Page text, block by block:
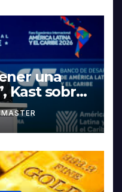
una
Kast sobre